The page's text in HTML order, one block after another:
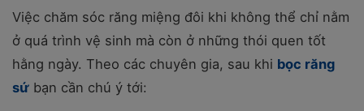
Việc chăm sóc răng miệng đôi khi không thể chỉ nằm
ở quá trình vệ sinh mà còn ở những thói quen tốt
hằng ngày. Theo các chuyên gia, sau khi bọc răng
sứ bạn cần chú ý tới: